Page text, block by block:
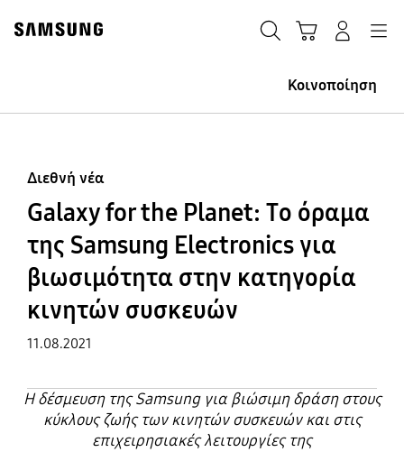
content
accessibility
Κοινοποίηση
Διεθνή νέα
Galaxy for the Planet: Το όραμα
της Samsung Electronics για
βιωσιμότητα στην κατηγορία
κινητών συσκευών
11.08.2021
Η δέσμευση της Samsung για βιώσιμη δράση στους
κύκλους ζωής των κινητών συσκευών και στις
επιχειρησιακές λειτουργίες της